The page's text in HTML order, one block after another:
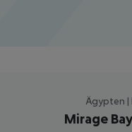
Ägypten |
Mirage